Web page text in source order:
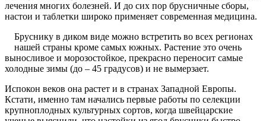
лечения многих болезней. И до сих пор брусничные сборы,
настои и таблетки широко применяет современная медицина.
Бруснику в диком виде можно встретить во всех регионах
нашей страны кроме самых южных. Растение это очень
выносливое и морозостойкое, прекрасно переносит самые
холодные зимы (до – 45 градусов) и не вымерзает.
Испокон веков она растет и в странах Западной Европы.
Кстати, именно там начались первые работы по селекции
крупноплодных культурных сортов, когда швейцарские